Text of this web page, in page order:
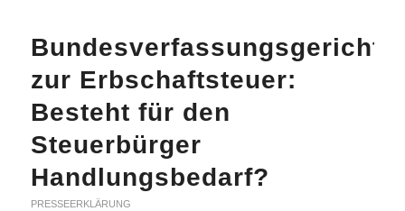
Bundesverfassungsgericht
zur Erbschaftsteuer:
Besteht für den
Steuerbürger
Handlungsbedarf?
PRESSEERKLÄRUNG